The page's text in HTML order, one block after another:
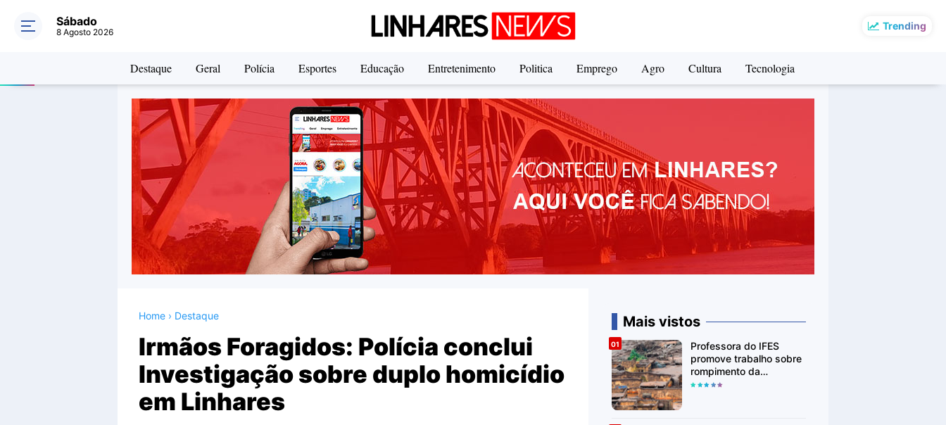
Trending
Sábado
8 Agosto 2026
Destaque Geral Polícia Esportes Educação Entretenimento Politica Emprego Agro Cultura Tecnologia
Home › Destaque
Irmãos Foragidos: Polícia conclui
Investigação sobre duplo homicídio
em Linhares
Mais vistos
Professora do IFES
promove trabalho sobre
rompimento da
Barragem de Fundão em